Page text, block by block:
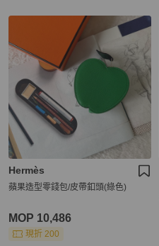
Hermès
蘋果造型零錢包/皮帶釦頭(綠色)
MOP 10,486
現折 200